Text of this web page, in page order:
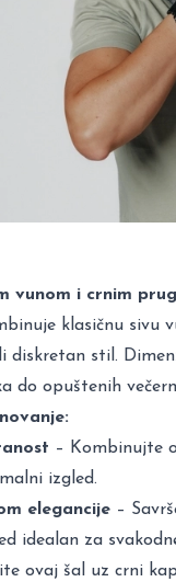
vunom i crnim
klasičnu sivu
diskretan stil.
do opuštenih
– Kombinujte
izgled.
elegancije –
idealan za
ovaj šal uz crni